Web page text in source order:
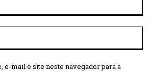
e-mail e site neste navegador para a